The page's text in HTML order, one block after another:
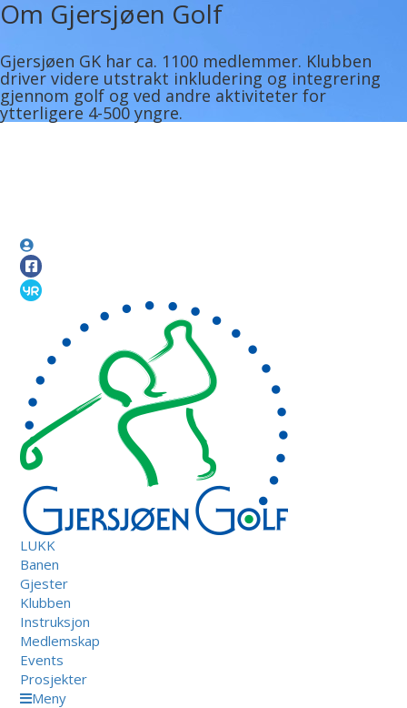
Om Gjersjøen Golf
Gjersjøen GK har ca. 1100 medlemmer. Klubben
driver videre utstrakt inkludering og integrering
gjennom golf og ved andre aktiviteter for
ytterligere 4-500 yngre.
LUKK
Banen
Gjester
Klubben
Instruksjon
Medlemskap
Events
Prosjekter
Meny